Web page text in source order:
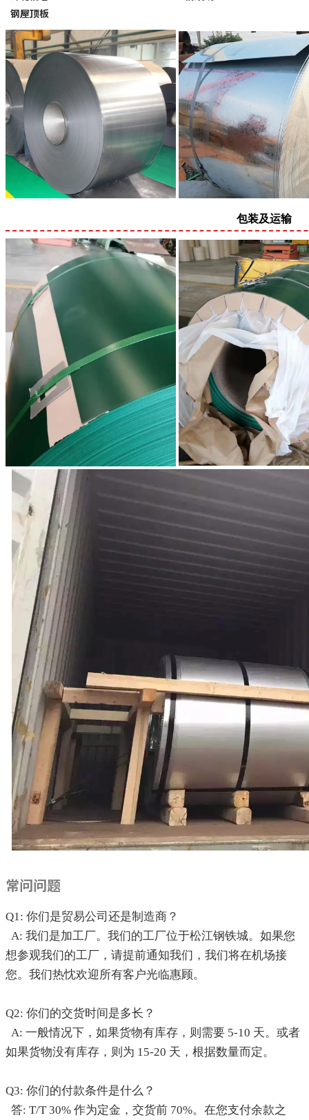
钢屋顶板
包装及运输
常问问题
Q1: 你们是贸易公司还是制造商？
A: 我们是加工厂。我们的工厂位于松江钢铁城。如果您
想参观我们的工厂，请提前通知我们，我们将在机场接
您。我们热忱欢迎所有客户光临惠顾。
Q2: 你们的交货时间是多长？
A: 一般情况下，如果货物有库存，则需要 5-10 天。或者
如果货物没有库存，则为 15-20 天，根据数量而定。
Q3: 你们的付款条件是什么？
答: T/T 30% 作为定金，交货前 70%。在您支付余款之